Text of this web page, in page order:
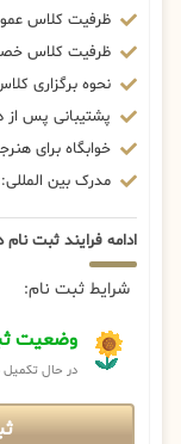
ظرفیت کلاس عمومی:
ظرفیت کلاس
نحوه برگزاری
پشتیبانی پس از
خوابگاه برای
مدرک بین
ادامه فرایند ثبت
شرایط ثبت نام:
وضعیت
در حال